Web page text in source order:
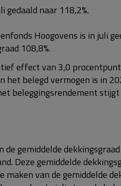
gedaald naar 118,2%.
Hoogovens is in juli
108,8%.
effect van 3,0
het belegd vermogen is in
beleggingsrendement
de gemiddelde
Deze gemiddelde
maken van de gemiddelde